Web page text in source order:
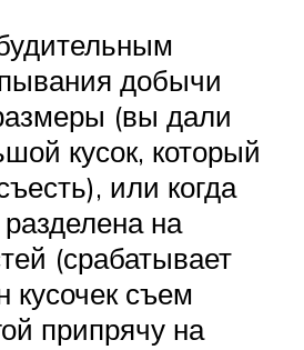
добычи
(вы дали
кусок, который
или когда
на
(срабатывает
кусочек съем
припрячу на